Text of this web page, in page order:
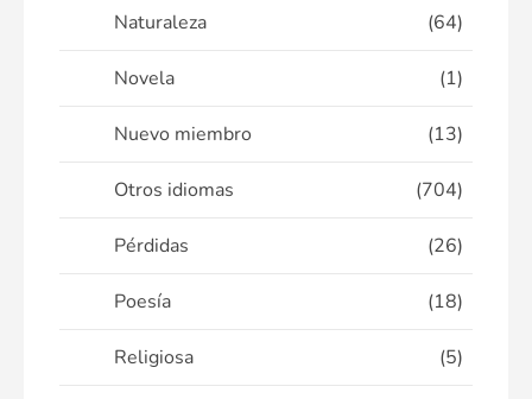
Naturaleza (64)
Novela (1)
Nuevo miembro (13)
Otros idiomas (704)
Pérdidas (26)
Poesía (18)
Religiosa (5)